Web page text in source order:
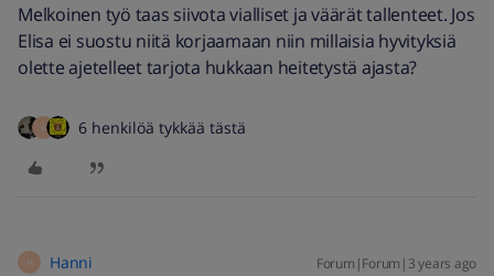
Melkoinen työ taas siivota vialliset ja väärät tallenteet. Jos
Elisa ei suostu niitä korjaamaan niin millaisia hyvityksiä
olette ajetelleet tarjota hukkaan heitetystä ajasta?
H 6 henkilöä tykkää tästä
H Hanni Forum|Forum|3 years ago